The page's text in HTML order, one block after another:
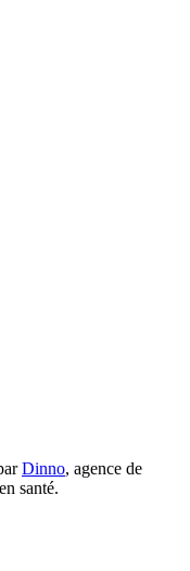
Dinno, agence de
santé.